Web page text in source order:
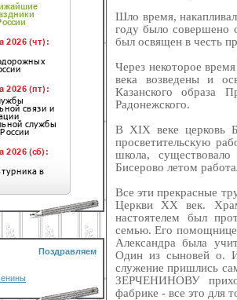
Поздравляем
Шло время,
году было совершено
был освящен в честь
Через некоторое
века возведены и
Казанского образа
Радонежского.
В XIX веке церковь
просветительскую
школа,
Бисерово летом
Все эти прекрасные
Церкви XX век.
настоятелем был
семью. Его
Александра была
Один из сыновей о.
служение пришлись
ЗЕРЧЕНИНОВУ
фабрике - все это для